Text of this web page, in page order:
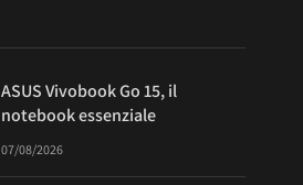
ASUS Vivobook Go 15, il
notebook essenziale
07/08/2026